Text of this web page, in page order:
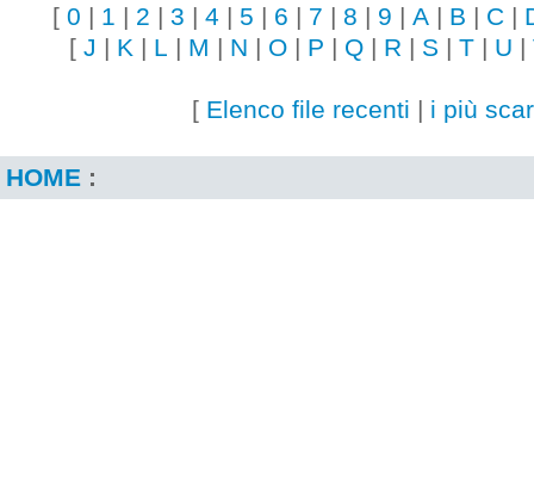
[ 0 | 1 | 2 | 3 | 4 | 5 | 6 | 7 | 8 | 9 | A | B | C |
[ J | K | L | M | N | O | P | Q | R | S | T | U |
[ Elenco file recenti | i più
HOME :